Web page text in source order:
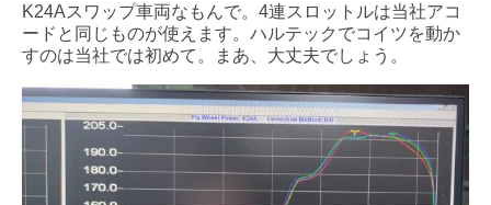
K24Aスワップ車両なもんで。4連スロットルは当社アコ
ードと同じものが使えます。ハルテックでコイツを動か
すのは当社では初めて。まあ、大丈夫でしょう。